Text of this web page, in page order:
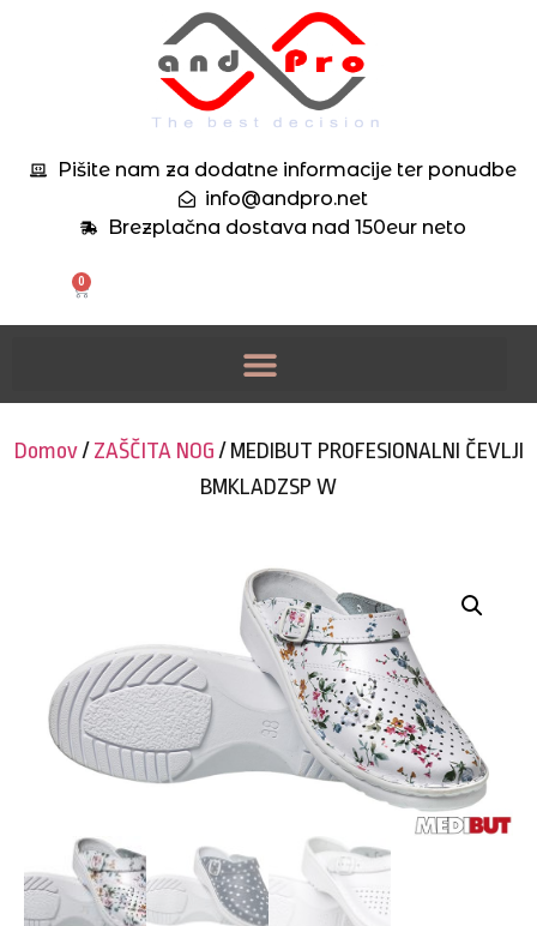
Pišite nam za dodatne informacije ter ponudbe
info@andpro.net
Brezplačna dostava nad 150eur neto
0
Domov/ZAŠČITA NOG/ MEDIBUT PROFESIONALNI ČEVLJI
BMKLADZSP W